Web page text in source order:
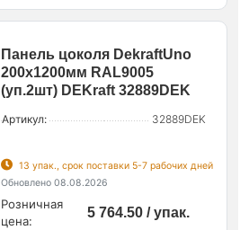
Панель цоколя DekraftUno
200х1200мм RAL9005
(уп.2шт) DEKraft 32889DEK
Артикул: 32889DEK
13 упак., срок поставки 5-7 рабочих дней
Обновлено 08.08.2026
Розничная
цена:
5 764.50 / упак.